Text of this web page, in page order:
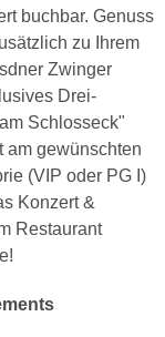
buchbar. Genuss
zu Ihrem
Zwinger
Drei-
Schlosseck"
am gewünschten
(VIP oder PG I)
Konzert &
Restaurant